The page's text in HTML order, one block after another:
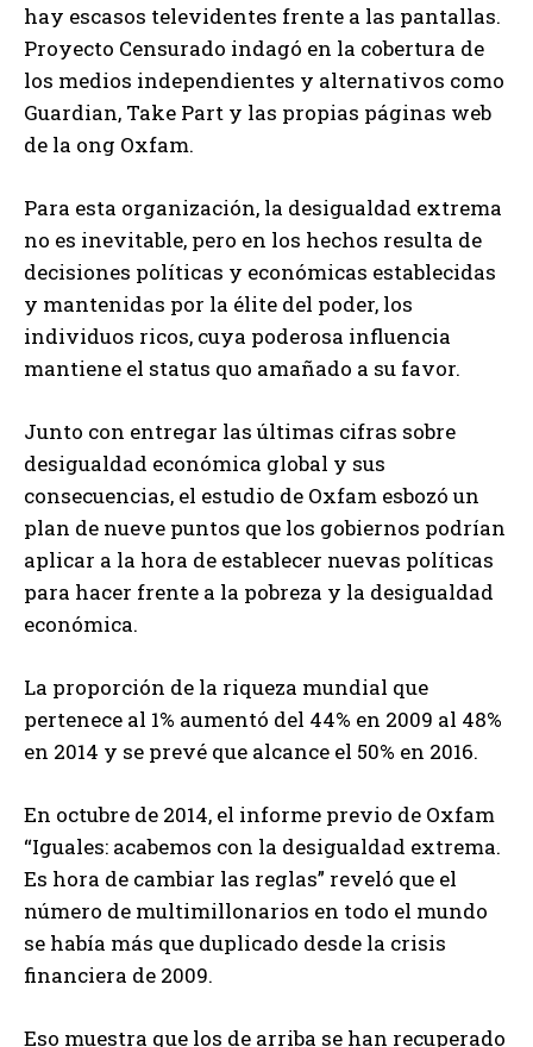
hay escasos televidentes frente a las pantallas.
Proyecto Censurado indagó en la cobertura de
los medios independientes y alternativos como
Guardian, Take Part y las propias páginas web
de la ong Oxfam.
Para esta organización, la desigualdad extrema
no es inevitable, pero en los hechos resulta de
decisiones políticas y económicas establecidas
y mantenidas por la élite del poder, los
individuos ricos, cuya poderosa influencia
mantiene el status quo amañado a su favor.
Junto con entregar las últimas cifras sobre
desigualdad económica global y sus
consecuencias, el estudio de Oxfam esbozó un
plan de nueve puntos que los gobiernos podrían
aplicar a la hora de establecer nuevas políticas
para hacer frente a la pobreza y la desigualdad
económica.
La proporción de la riqueza mundial que
pertenece al 1% aumentó del 44% en 2009 al 48%
en 2014 y se prevé que alcance el 50% en 2016.
En octubre de 2014, el informe previo de Oxfam
“Iguales: acabemos con la desigualdad extrema.
Es hora de cambiar las reglas” reveló que el
número de multimillonarios en todo el mundo
se había más que duplicado desde la crisis
financiera de 2009.
Eso muestra que los de arriba se han recuperado